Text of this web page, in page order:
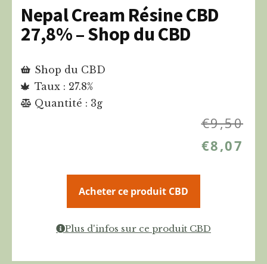
Nepal Cream Résine CBD
27,8% – Shop du CBD
Shop du CBD
Taux : 27.8%
Quantité : 3g
€9,50
€8,07
Acheter ce produit CBD
Plus d'infos sur ce produit CBD